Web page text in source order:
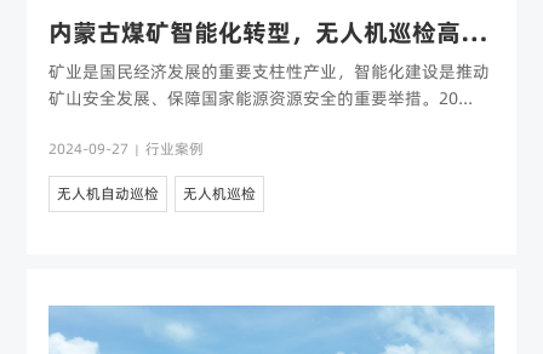
内蒙古煤矿智能化转型，无人机巡检高效护航矿山安全
矿业是国民经济发展的重要支柱性产业，智能化建设是推动
矿山安全发展、保障国家能源资源安全的重要举措。20...
2024-09-27 | 行业案例
无人机自动巡检 无人机巡检